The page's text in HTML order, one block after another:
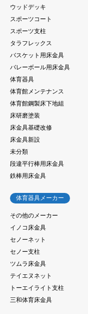
ウッドデッキ
スポーツコート
スポーツ支柱
タラフレックス
バスケット用床金具
バレーボール用床金具
体育器具
体育館メンテナンス
体育館鋼製床下地組
床研磨塗装
床金具基礎改修
床金具新設
未分類
段違平行棒用床金具
鉄棒用床金具
体育器具メーカー
その他のメーカー
イノコ床金具
セノーネット
セノー支柱
ツムラ床金具
テイエヌネット
トーエイライト支柱
三和体育床金具